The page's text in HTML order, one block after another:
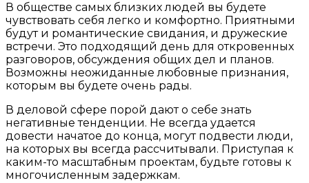
В обществе самых близких людей вы будете
чувствовать себя легко и комфортно. Приятными
будут и романтические свидания, и дружеские
встречи. Это подходящий день для откровенных
разговоров, обсуждения общих дел и планов.
Возможны неожиданные любовные признания,
которым вы будете очень рады.
В деловой сфере порой дают о себе знать
негативные тенденции. Не всегда удается
довести начатое до конца, могут подвести люди,
на которых вы всегда рассчитывали. Приступая к
каким-то масштабным проектам, будьте готовы к
многочисленным задержкам.